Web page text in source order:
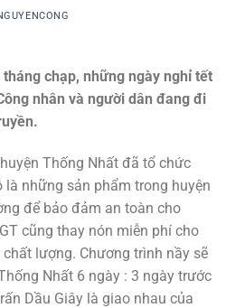
chạp, những ngày nghỉ tết
nhân và người dân đang đi
Thống Nhất đã tổ chức
những sản phẩm trong huyện
để bảo đảm an toàn cho
cũng thay nón miễn phí cho
lượng. Chương trình nầy sẽ
Nhất 6 ngày : 3 ngày trước
Dầu Giây là giao nhau của